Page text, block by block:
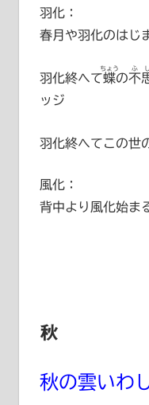
羽化：
春月や羽化のはじ
羽化終へて蝶
ちょう
の不
ふ
ッジ
羽化終へてこの世
風化：
背中より風化始ま
秋
秋の雲いわ